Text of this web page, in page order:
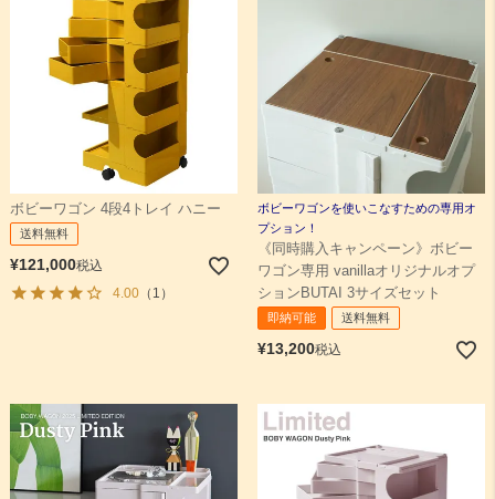
ボビーワゴン 4段4トレイ ハニー
送料無料
¥121,000税込
4.00（1）
ボビーワゴンを使いこなすための専用オ
プション！
《同時購入キャンペーン》ボビー
ワゴン専用 vanillaオリジナルオプ
ションBUTAI 3サイズセット
即納可能 送料無料
¥13,200税込